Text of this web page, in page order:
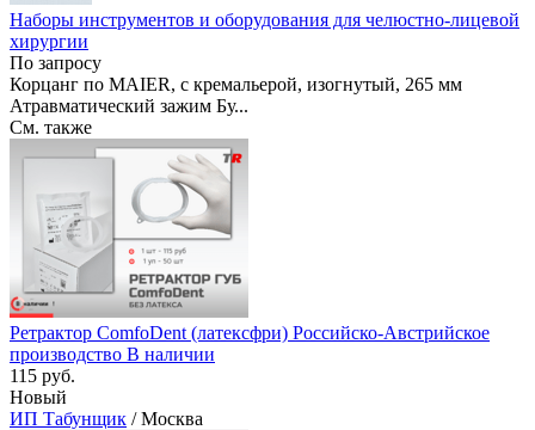
Наборы инструментов и оборудования для челюстно-лицевой
хирургии
По запросу
Корцанг по MAIER, с кремальерой, изогнутый, 265 мм
Атравматический зажим Бу...
См. также
Ретрактор ComfoDent (латексфри) Российско-Австрийское
производство В наличии
115 руб.
Новый
ИП Табунщик / Москва